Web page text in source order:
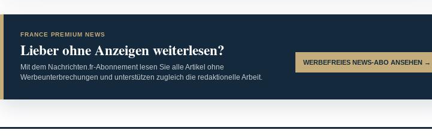
FRANCE PREMIUM NEWS
Lieber ohne Anzeigen weiterlesen?
Mit dem Nachrichten.fr-Abonnement lesen Sie alle Artikel ohne
Werbeunterbrechungen und unterstützen zugleich die redaktionelle Arbeit.
WERBEFREIES NEWS-ABO ANSEHEN →